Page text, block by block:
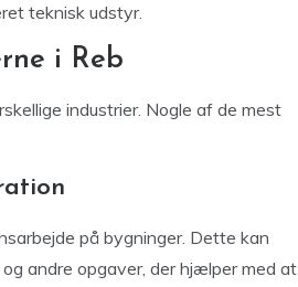
teknisk udstyr.
i Reb
industrier. Nogle af de mest
på bygninger. Dette kan
andre opgaver, der hjælper med at